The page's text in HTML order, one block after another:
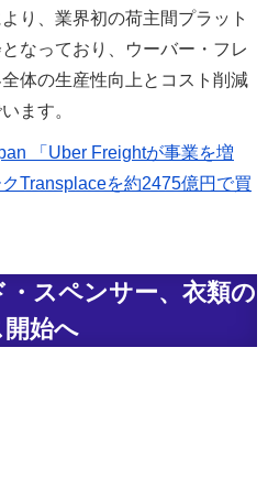
り、業界初の荷主間プラット
なっており、ウーバー・フレ
体の生産性向上とコスト削減
ます。
「Uber Freightが事業を増
Transplaceを約2475億円で買
スペンサー、衣類の
始へ